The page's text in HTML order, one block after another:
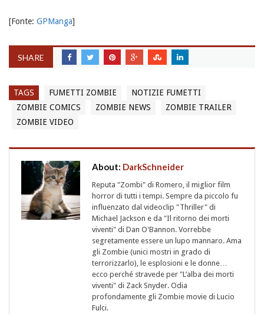
[Fonte: GPManga]
SHARE
TAGS FUMETTI ZOMBIE
NOTIZIE FUMETTI
ZOMBIE COMICS
ZOMBIE NEWS
ZOMBIE TRAILER
ZOMBIE VIDEO
About: DarkSchneider
Reputa "Zombi" di Romero, il miglior film
horror di tutti i tempi. Sempre da piccolo fu
influenzato dal videoclip "Thriller" di
Michael Jackson e da "Il ritorno dei morti
viventi" di Dan O'Bannon. Vorrebbe
segretamente essere un lupo mannaro. Ama
gli Zombie (unici mostri in grado di
terrorizzarlo), le esplosioni e le donne…
ecco perché stravede per "L’alba dei morti
viventi" di Zack Snyder. Odia
profondamente gli Zombie movie di Lucio
Fulci.